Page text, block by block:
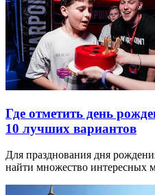
Где отметить день
10 лучших вариантов
Для празднования дня
найти множество интересных